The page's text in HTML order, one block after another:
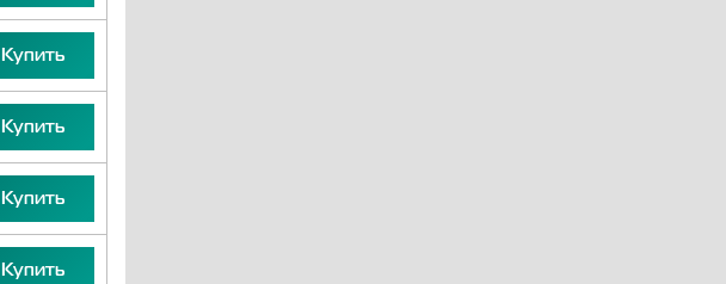
Купить
Купить
Купить
Купить